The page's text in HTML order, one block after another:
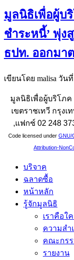
มูลนิธิเพื่อผู้บ
ชำระหนี้’ พุ่ง
ธปท. ออกมา
เขียนโดย malisa วันที่
มูลนิธิเพื่อผู้บริโภ
เขตราชเทวี กรุงเ
,แฟกซ์ 02 248
Code licensed under GNU/
Attribution-
บริจาค
ฉลาดซื้อ
หน้าหลัก
รู้จักมูลนิธิ
เราคือใ
ความสำ
คณะกร
รายงาน